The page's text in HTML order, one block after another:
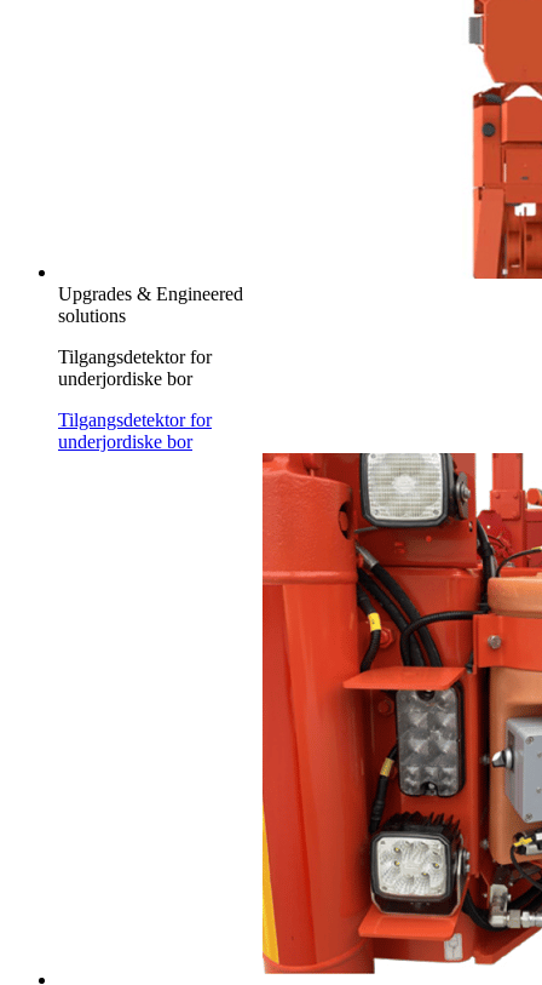
Upgrades & Engineered
solutions
Tilgangsdetektor for
underjordiske bor
Tilgangsdetektor for
underjordiske bor